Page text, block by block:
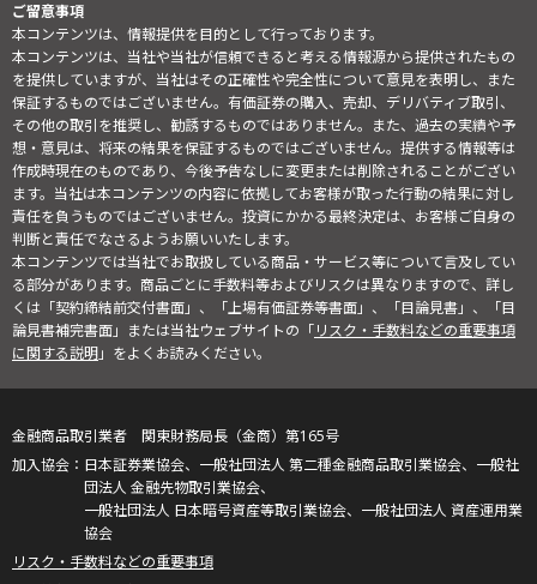
ご留意事項
本コンテンツは、情報提供を目的として行っております。
本コンテンツは、当社や当社が信頼できると考える情報源から提供されたもの
を提供していますが、当社はその正確性や完全性について意見を表明し、また
保証するものではございません。有価証券の購入、売却、デリバティブ取引、
その他の取引を推奨し、勧誘するものではありません。また、過去の実績や予
想・意見は、将来の結果を保証するものではございません。提供する情報等は
作成時現在のものであり、今後予告なしに変更または削除されることがござい
ます。当社は本コンテンツの内容に依拠してお客様が取った行動の結果に対し
責任を負うものではございません。投資にかかる最終決定は、お客様ご自身の
判断と責任でなさるようお願いいたします。
本コンテンツでは当社でお取扱している商品・サービス等について言及してい
る部分があります。商品ごとに手数料等およびリスクは異なりますので、詳し
くは「契約締結前交付書面」、「上場有価証券等書面」、「目論見書」、「目
論見書補完書面」または当社ウェブサイトの「リスク・手数料などの重要事項
に関する説明」をよくお読みください。
金融商品取引業者 関東財務局長（金商）第165号
日本証券業協会、一般社団法人 第二種金融商品取引業協会、一般社
団法人 金融先物取引業協会、
一般社団法人 日本暗号資産等取引業協会、一般社団法人 資産運用業
協会
リスク・手数料などの重要事項